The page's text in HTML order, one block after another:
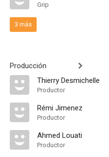
Grip
3 más
Producción
Thierry Desmichelle
Productor
Rémi Jimenez
Productor
Ahmed Louati
Productor